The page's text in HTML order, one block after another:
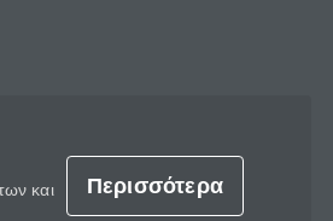
και
Περισσότερα